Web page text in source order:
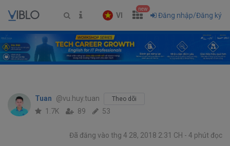
VI
new
Đăng nhập/Đăng ký
Tuan @vu.huy.tuan Theo dõi
1.7K 89 53
Đã đăng vào thg 4 28, 2018 2:31 CH 4 phút đọc